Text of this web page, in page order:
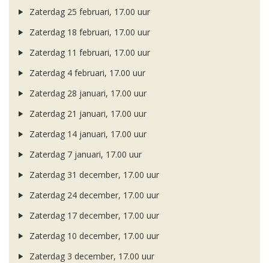
Zaterdag 25 februari, 17.00 uur
Zaterdag 18 februari, 17.00 uur
Zaterdag 11 februari, 17.00 uur
Zaterdag 4 februari, 17.00 uur
Zaterdag 28 januari, 17.00 uur
Zaterdag 21 januari, 17.00 uur
Zaterdag 14 januari, 17.00 uur
Zaterdag 7 januari, 17.00 uur
Zaterdag 31 december, 17.00 uur
Zaterdag 24 december, 17.00 uur
Zaterdag 17 december, 17.00 uur
Zaterdag 10 december, 17.00 uur
Zaterdag 3 december, 17.00 uur